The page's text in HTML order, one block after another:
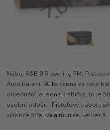
Náboj S&B 9 Browning FMJ
Auto Balení: 50 ks / cena za celé
objednání je jedna krabička, to je
osobní odběr. Pistolové náboje
výrobce střeliva a munice Sellier &...